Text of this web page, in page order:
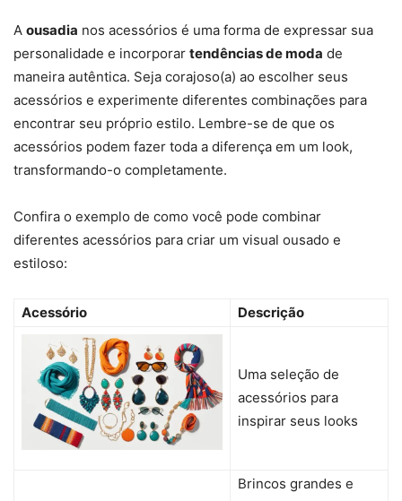
A ousadia nos acessórios é uma forma de expressar sua
personalidade e incorporar tendências de moda de
maneira autêntica. Seja corajoso(a) ao escolher seus
acessórios e experimente diferentes combinações para
encontrar seu próprio estilo. Lembre-se de que os
acessórios podem fazer toda a diferença em um look,
transformando-o completamente.
Confira o exemplo de como você pode combinar
diferentes acessórios para criar um visual ousado e
estiloso:
Acessório Descrição
Uma seleção de
acessórios para
inspirar seus looks
Brincos grandes e